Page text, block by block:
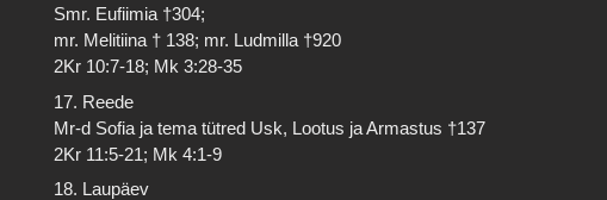
Smr. Eufiimia †304;
mr. Melitiina † 138; mr. Ludmilla †920
2Kr 10:7-18; Mk 3:28-35
17. Reede
Mr-d Sofia ja tema tütred Usk, Lootus ja Armastus †137
2Kr 11:5-21; Mk 4:1-9
18. Laupäev